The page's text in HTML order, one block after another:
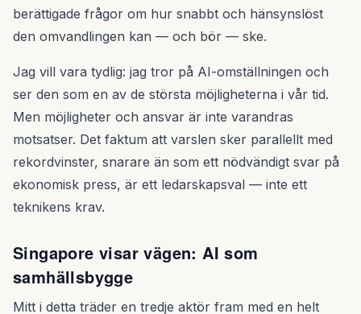
berättigade frågor om hur snabbt och hänsynslöst
den omvandlingen kan — och bör — ske.
Jag vill vara tydlig: jag tror på AI-omställningen och
ser den som en av de största möjligheterna i vår tid.
Men möjligheter och ansvar är inte varandras
motsatser. Det faktum att varslen sker parallellt med
rekordvinster, snarare än som ett nödvändigt svar på
ekonomisk press, är ett ledarskapsval — inte ett
teknikens krav.
Singapore visar vägen: AI som
samhällsbygge
Mitt i detta träder en tredje aktör fram med en helt